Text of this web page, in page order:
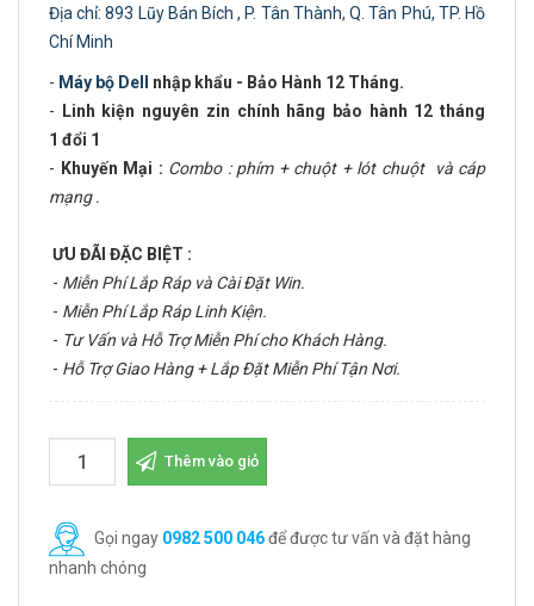
Địa chỉ: 893 Lũy Bán Bích , P. Tân Thành, Q. Tân Phú, TP. Hồ
Chí Minh
- Máy bộ Dell
nhập khẩu - Bảo Hành 12 Tháng.
-
Linh kiện nguyên zin chính hãng bảo hành 12 tháng
1 đổi 1
- Khuyến Mại : Combo : phím + chuột + lót chuột và cáp
mạng .
ƯU ĐÃI ĐẶC BIỆT :
- Miễn Phí Lắp Ráp và Cài Đặt Win.
- Miễn Phí Lắp Ráp Linh Kiện.
- Tư Vấn và Hỗ Trợ Miễn Phí cho Khách Hàng.
- Hỗ Trợ Giao Hàng + Lắp Đặt Miễn Phí Tận Nơi.
Thêm vào giỏ
Gọi ngay 0982 500 046để được tư vấn và đặt hàng
nhanh chóng